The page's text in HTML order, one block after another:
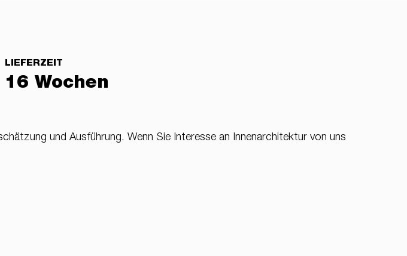
LIEFERZEIT
16 Wochen
und Ausführung. Wenn Sie Interesse an Innenarchitektur von uns